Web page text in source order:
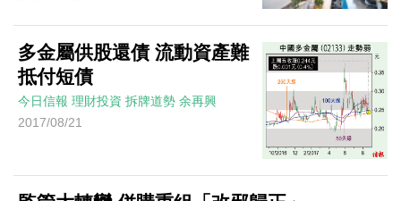
多金屬供股還債 流動資產難
抵付短債
今日信報 理財投資 拆牌道勢 余再興
2017/08/21